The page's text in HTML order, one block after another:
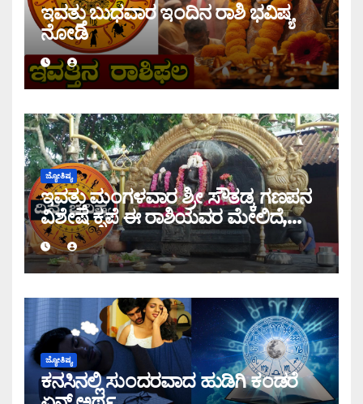
ಇವತ್ತು ಬುಧವಾರ ಇಂದಿನ ರಾಶಿ ಭವಿಷ್ಯ
ನೋಡಿ
ಜ್ಯೋತಿಷ್ಯ
ಇವತ್ತು ಮಂಗಳವಾರ ಶ್ರೀ ಸೌತಡ್ಕ ಗಣಪನ
ವಿಶೇಷ ಕೃಪೆ ಈ ರಾಶಿಯವರ ಮೇಲಿದೆ,
ಇಂದಿನ ರಾಶಿ ಭವಿಷ್ಯ ತಿಳಿಯಿರಿ
ಜ್ಯೋತಿಷ್ಯ
ಕನಸಿನಲ್ಲಿ ಸುಂದರವಾದ ಹುಡಿಗಿ ಕಂಡರೆ